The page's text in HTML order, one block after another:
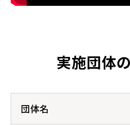
実施団体
団体名